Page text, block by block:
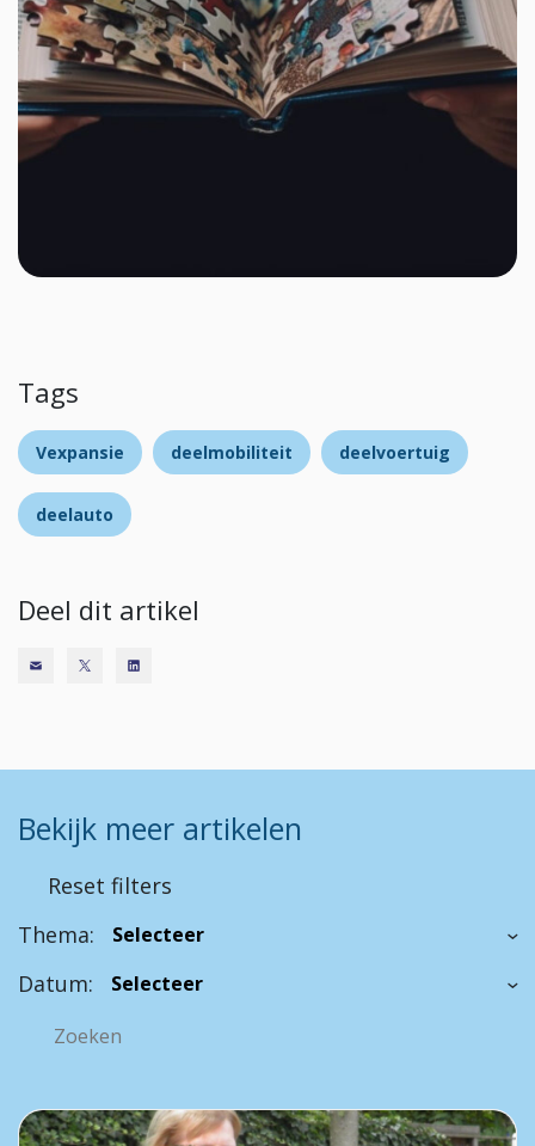
Tags
Vexpansie deelmobiliteit deelvoertuig
deelauto
Deel dit artikel
Bekijk meer artikelen
Reset filters
Thema:
Datum: